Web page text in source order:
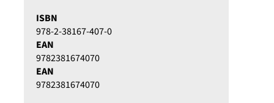
ISBN
978-2-38167-407-0
EAN
9782381674070
EAN
9782381674070